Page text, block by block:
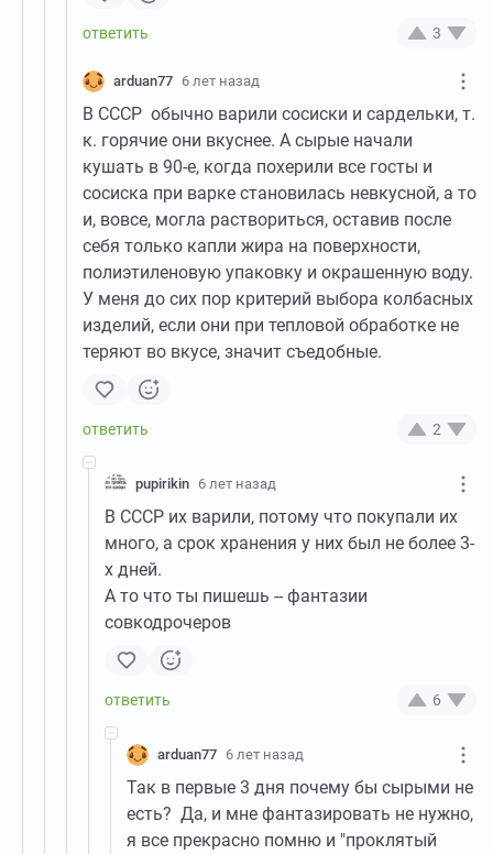
3
arduan77 6 лет назад
В СССР обычно варили сосиски и сардельки, т.
к. горячие они вкуснее. А сырые начали
кушать в 90-е, когда похерили все госты и
сосиска при варке становилась невкусной, а то
и, вовсе, могла раствориться, оставив после
себя только капли жира на поверхности,
полиэтиленовую упаковку и окрашенную воду.
У меня до сих пор критерий выбора колбасных
изделий, если они при тепловой обработке не
теряют во вкусе, значит съедобные.
2
pupirikin 6 лет назад
В СССР их варили, потому что покупали их
много, а срок хранения у них был не более 3-
х дней.
А то что ты пишешь -- фантазии
совкодрочеров
6
arduan77 6 лет назад
Так в первые 3 дня почему бы сырыми не
есть? Да, и мне фантазировать не нужно,
я все прекрасно помню и "проклятый